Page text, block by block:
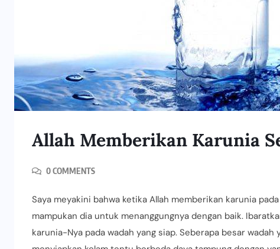
Allah Memberikan Karunia
0 COMMENTS
Saya meyakini bahwa ketika Allah memberikan karunia
mampukan dia untuk menanggungnya dengan baik.
karunia-Nya pada wadah yang siap. Seberapa besar